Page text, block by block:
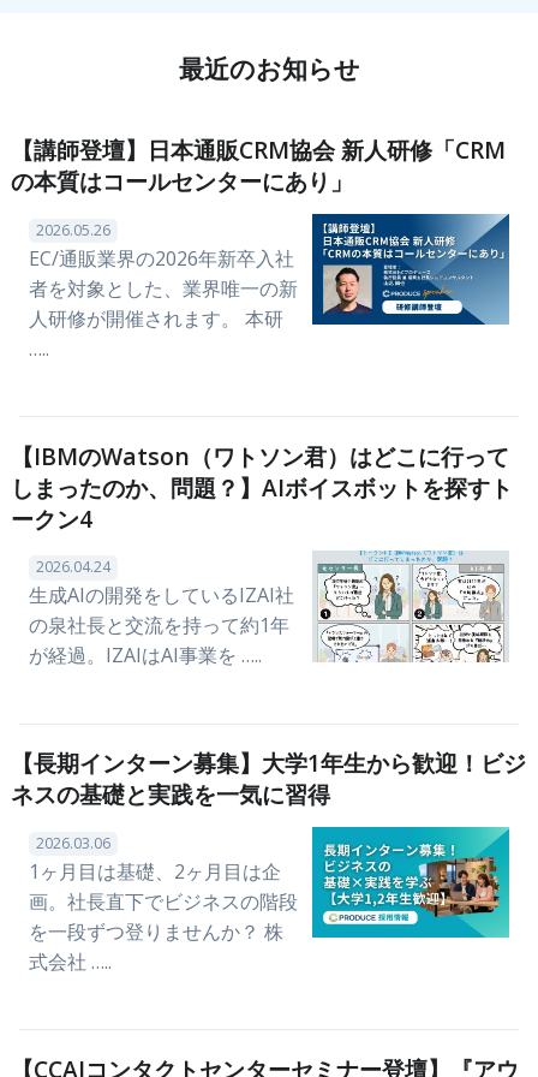
最近のお知らせ
【講師登壇】日本通販CRM協会 新人研修「CRM
の本質はコールセンターにあり」
2026.05.26
EC/通販業界の2026年新卒入社
者を対象とした、業界唯一の新
人研修が開催されます。 本研
…..
【IBMのWatson（ワトソン君）はどこに行って
しまったのか、問題？】AIボイスボットを探すト
ークン4
2026.04.24
生成AIの開発をしているIZAI社
の泉社長と交流を持って約1年
が経過。IZAIはAI事業を …..
【長期インターン募集】大学1年生から歓迎！ビジ
ネスの基礎と実践を一気に習得
2026.03.06
1ヶ月目は基礎、2ヶ月目は企
画。社長直下でビジネスの階段
を一段ずつ登りませんか？ 株
式会社 …..
【CCAJコンタクトセンターセミナー登壇】『アウ